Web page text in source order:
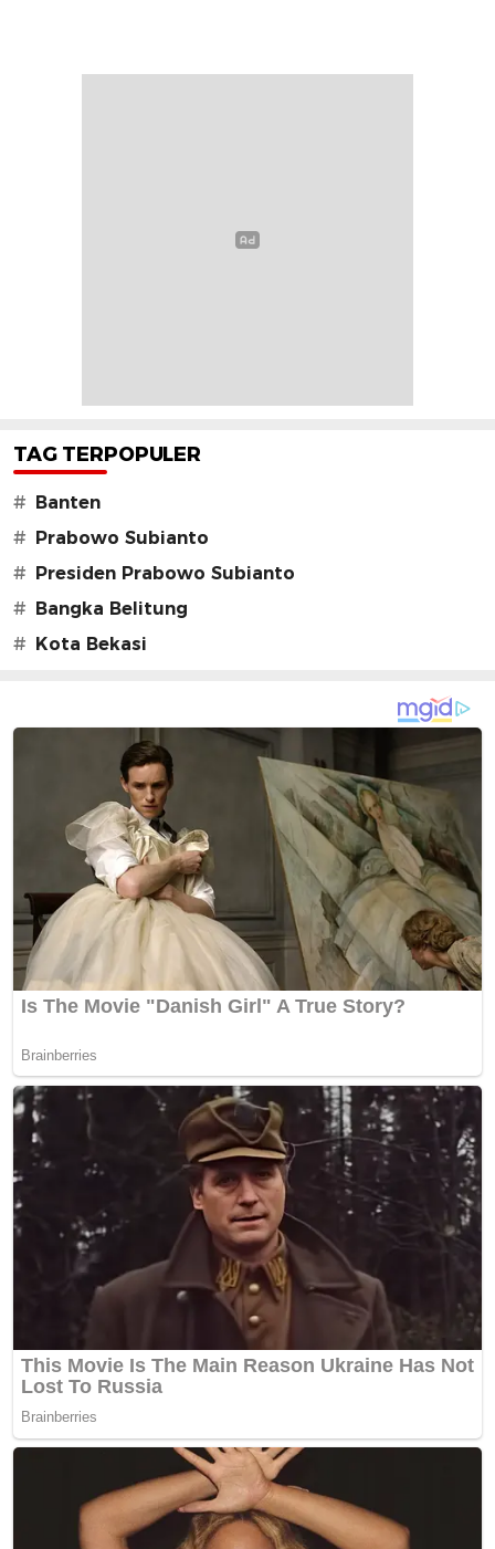
TAG TERPOPULER
# Banten
# Prabowo Subianto
# Presiden Prabowo Subianto
# Bangka Belitung
# Kota Bekasi